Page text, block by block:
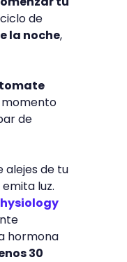
de
la noche,
tomate
momento
de
alejes de tu
luz.
hormona
30